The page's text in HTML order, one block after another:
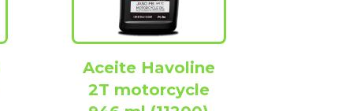
Aceite Havoline
2T motorcycle